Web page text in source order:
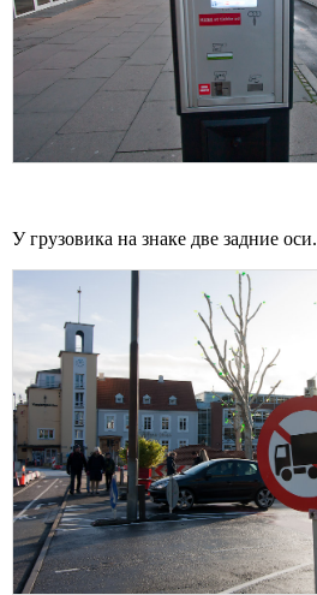
У грузовика на знаке две задние оси.